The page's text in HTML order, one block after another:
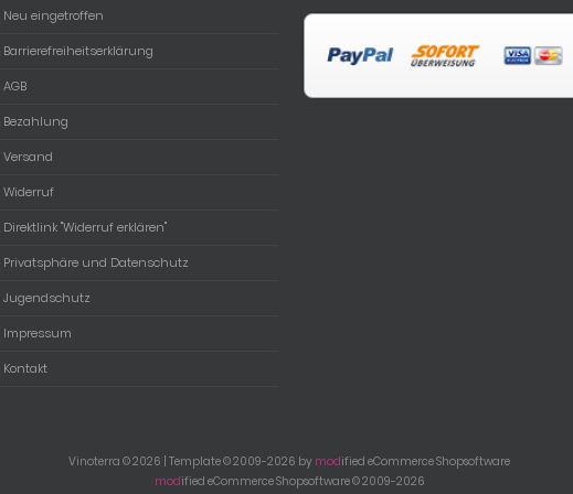
Neu eingetroffen
Barrierefreiheitserklärung
AGB
Bezahlung
Versand
Widerruf
Direktlink "Widerruf erklären"
Privatsphäre und Datenschutz
Jugendschutz
Impressum
Kontakt
Vinoterra © 2026 | Template © 2009-2026 by modified eCommerce Shopsoftware
modified eCommerce Shopsoftware © 2009-2026